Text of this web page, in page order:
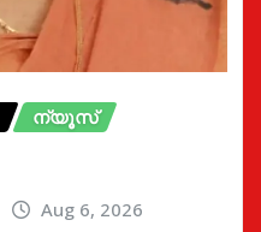
ന്യൂസ്
Aug 6, 2026